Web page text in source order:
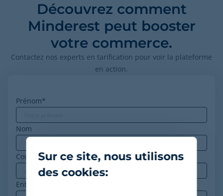
Découvrez comment
Minderest peut booster
votre commerce.
Contactez nos experts en tarification pour voir la plateforme
en action.
Prénom*
Nom
Courriel professionnel*
Entreprise
Sur ce site, nous utilisons
des cookies: